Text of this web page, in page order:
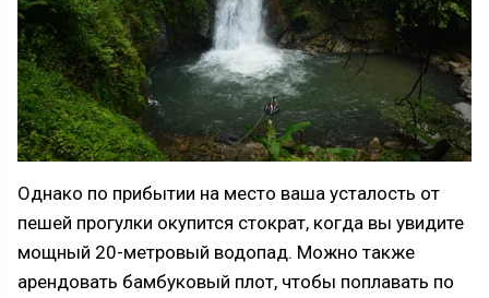
Однако по прибытии на место ваша усталость от
пешей прогулки окупится стократ, когда вы увидите
мощный 20-метровый водопад. Можно также
арендовать бамбуковый плот, чтобы поплавать по